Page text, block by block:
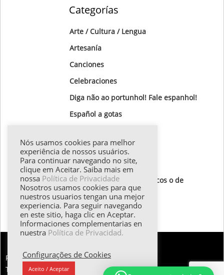
Categorías
Arte / Cultura / Lengua
Artesanía
Canciones
Celebraciones
Diga não ao portunhol! Fale espanhol!
Español a gotas‏
Gotas Gramaticales
Lugares para visitar
Textos de autores hispánicos o de
destaque
Todos los textos
FALE CONOSCO:
Tel.: (55 11) 98374.5258 | Email: esther@emilani.com.br
Nós usamos cookies para melhor
experiência de nossos usuários.
Para continuar navegando no site,
clique em Aceitar. Saiba mais em
nossa Política de Privacidade
Nosotros usamos cookies para que
nuestros usuarios tengan una mejor
experiencia. Para seguir navegando
en este sitio, haga clic en Aceptar.
Informaciones complementarias en
nuestra Política de Privacidad.
Configurações de Cookies
Aceito / Aceptar